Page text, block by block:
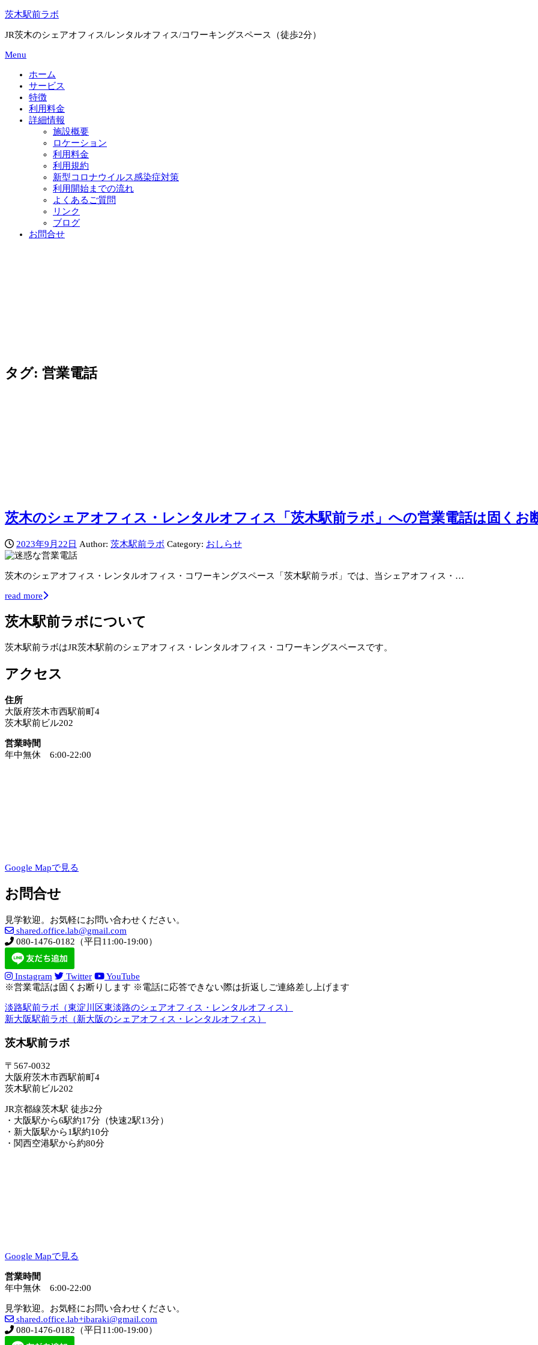
Skip
content
茨木駅前ラボ
JR茨木のシェアオフィス/レンタルオフィス/コワーキングスペース（徒歩2分）
Menu
ホーム
サービス
特徴
利用料金
詳細情報
施設概要
ロケーション
利用料金
利用規約
新型コロナウイルス感染症対策
利用開始までの流れ
よくあるご質問
リンク
ブログ
お問合せ
タグ: 営業電話
茨木のシェアオフィス・レンタルオフィス「茨木駅前ラボ」への営業電話は固くお
2023年9月22日 Author: 茨木駅前ラボ Category: おしらせ
茨木のシェアオフィス・レンタルオフィス・コワーキングスペース「茨木駅前ラボ」では、当シェアオフィス・…
read more
茨木駅前ラボについて
茨木駅前ラボはJR茨木駅前のシェアオフィス・レンタルオフィス・コワーキングスペースです。
アクセス
住所
大阪府茨木市西駅前町4
茨木駅前ビル202
営業時間
年中無休 6:00-22:00
Google Mapで見る
お問合せ
見学歓迎。お気軽にお問い合わせください。
shared.office.lab@gmail.com
080-1476-0182（平日11:00-19:00）
Instagram Twitter
YouTube
※営業電話は固くお断りします ※電話に応答できない際は折返しご連絡差し上げます
淡路駅前ラボ（東淀川区東淡路のシェアオフィス・レンタルオフィス）
新大阪駅前ラボ（新大阪のシェアオフィス・レンタルオフィス）
茨木駅前ラボ
〒567-0032
大阪府茨木市西駅前町4
茨木駅前ビル202
JR京都線茨木駅 徒歩2分
・大阪駅から6駅約17分（快速2駅13分）
・新大阪駅から1駅約10分
・関西空港駅から約80分
Google Mapで見る
営業時間
年中無休 6:00-22:00
見学歓迎。お気軽にお問い合わせください。
shared.office.lab+ibaraki@gmail.com
080-1476-0182（平日11:00-19:00）